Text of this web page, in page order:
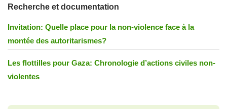
Recherche et documentation
Invitation: Quelle place pour la non-violence face à la
montée des autoritarismes?
Les flottilles pour Gaza: Chronologie d’actions civiles non-
violentes